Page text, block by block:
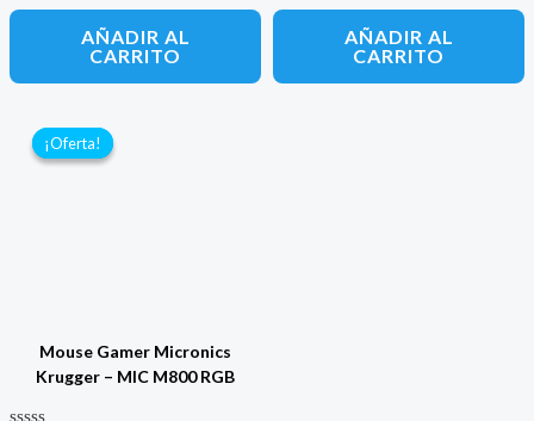
original
era:
S/ 90.00.
actual
es:
S/ 55.80.
AÑADIR AL
CARRITO
original
era:
S/ 140.00.
actual
es:
S/ 71.99.
AÑADIR AL
CARRITO
¡Oferta!
¡Oferta!
Mouse Gamer Micronics
Krugger – MIC M800 RGB